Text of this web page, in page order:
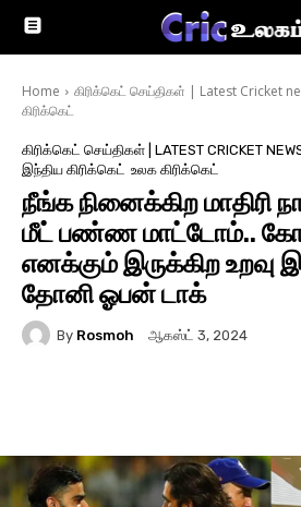
Home கிரிக்கெட் செய்திகள் | Latest Cricket
கிரிக்கெட்
கிரிக்கெட் செய்திகள் | LATEST CRICKET
இந்திய கிரிக்கெட் உலக கிரிக்கெட்
நீங்க நினைக்கிற மாதிரி
மீட் பண்ண மாட்டோம்..
எனக்கும் இருக்கிற உறவு
தோனி ஓபன் டாக்
By Rosmoh ஆகஸ்ட் 3, 2024